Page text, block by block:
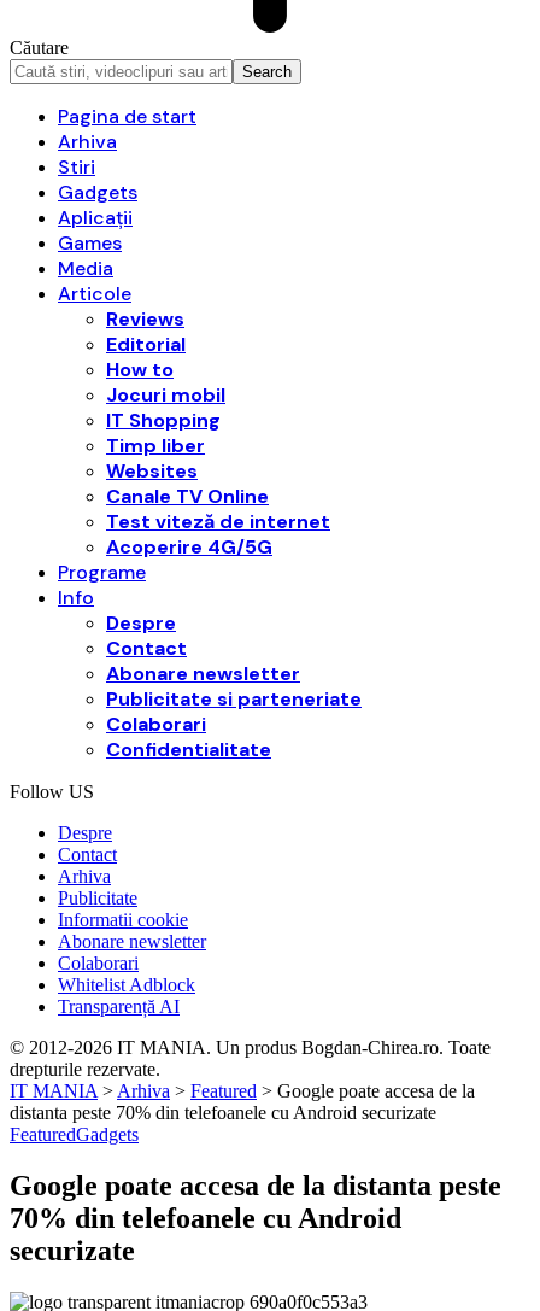
Căutare
Pagina de start
Arhiva
Stiri
Gadgets
Aplicații
Games
Media
Articole
Reviews
Editorial
How to
Jocuri mobil
IT Shopping
Timp liber
Websites
Canale TV Online
Test viteză de internet
Acoperire 4G/5G
Programe
Info
Despre
Contact
Abonare newsletter
Publicitate si parteneriate
Colaborari
Confidentialitate
Follow US
Despre
Contact
Arhiva
Publicitate
Informatii cookie
Abonare newsletter
Colaborari
Whitelist Adblock
Transparență AI
© 2012-2026 IT MANIA. Un produs Bogdan-Chirea.ro. Toate
drepturile rezervate.
IT MANIA > Arhiva > Featured > Google poate accesa de la
distanta peste 70% din telefoanele cu Android securizate
FeaturedGadgets
Google poate accesa de la distanta peste
70% din telefoanele cu Android
securizate